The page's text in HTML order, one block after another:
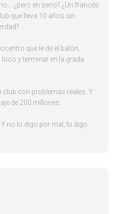
¿pero en serio? ¿Un francés
que lleva 10 años sin
que le dé el balón,
y terminar en la grada
club con problemas reales. Y
de 200 millones.
Y no lo digo por mal, lo digo